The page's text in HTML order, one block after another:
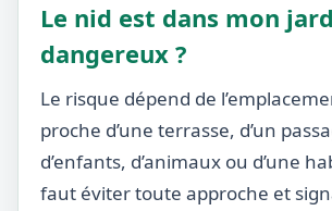
Le nid est dans mon
dangereux ?
Le risque dépend de
proche d’une terrasse, d’un
d’enfants, d’animaux ou d’une
faut éviter toute approche et